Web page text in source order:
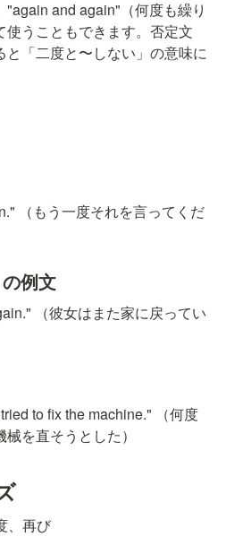
"again and again"（何度も繰り
使うこともできます。否定文
「二度と〜しない」の意味に
（もう一度それを言ってくだ
例文
（彼女はまた家に戻ってい
to fix the machine." （何度
を直そうとした）
、再び